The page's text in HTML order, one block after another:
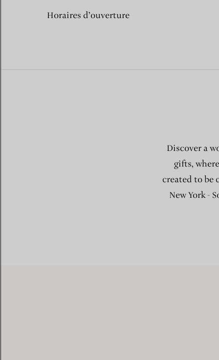
Horaires d’ouverture
Discover a
gifts,
created to be
New York -